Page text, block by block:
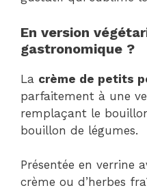
En version
gastronomique ?
La crème de petits
parfaitement à une
remplaçant le
bouillon de légumes.
Présentée en verrine
crème ou d’herbes